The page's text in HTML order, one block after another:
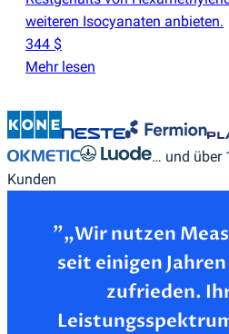
weiteren Isocyanaten anbieten.
344 $
Mehr lesen
… und über
Kunden
”„Wir nutzen
seit einigen
zufrieden.